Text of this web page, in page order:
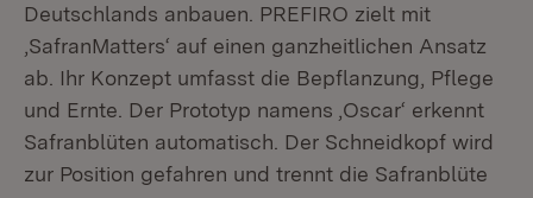
Deutschlands anbauen. PREFIRO zielt mit
‚SafranMatters‘ auf einen ganzheitlichen Ansatz
ab. Ihr Konzept umfasst die Bepflanzung, Pflege
und Ernte. Der Prototyp namens ‚Oscar‘ erkennt
Safranblüten automatisch. Der Schneidkopf wird
zur Position gefahren und trennt die Safranblüte